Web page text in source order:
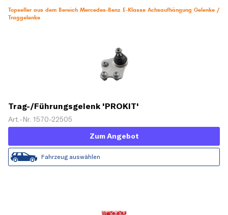
Topseller aus dem Bereich Mercedes-Benz E-Klasse Achsaufhängung Gelenke /
Traggelenke
Trag-/Führungsgelenk 'PROKIT'
Art.-Nr. 1570-22505
Zum Angebot
Fahrzeug auswählen